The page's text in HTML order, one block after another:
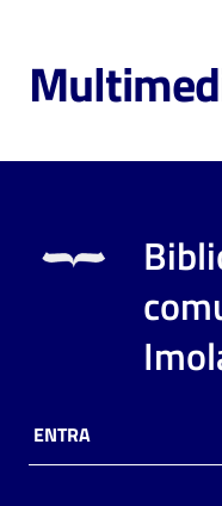
Cosa
puoi
ENTRA